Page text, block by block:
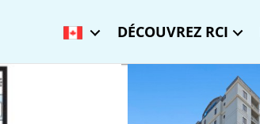
DÉCOUVREZ RCI